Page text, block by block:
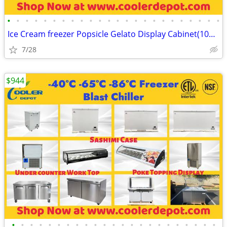
• • • • • • • • • • • • • • • • • • • • • • • •
Ice Cream freezer Popsicle Gelato Display Cabinet(100%NEW) RESTAURANT
7/28
$944